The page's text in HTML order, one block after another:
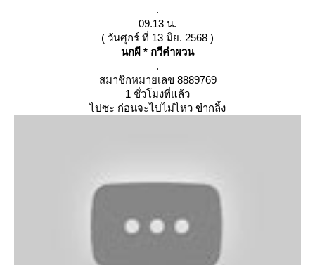
.
09.13 น.
( วันศุกร์ ที่ 13 มิย. 2568 )
นกผี * กวีคำผวน
.
สมาชิกหมายเลข 8889769
1 ชั่วโมงที่แล้ว
ไปซะ ก่อนจะไปไม่ไหว ขำกลิ้ง